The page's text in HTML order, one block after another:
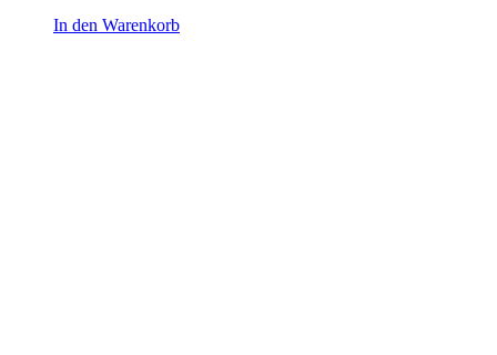
In den Warenkorb